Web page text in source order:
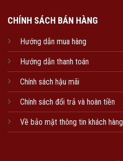
CHÍNH SÁCH BÁN HÀNG
Hướng dẫn mua hàng
Hướng dẫn thanh toán
Chính sách hậu mãi
Chính sách đổi trả và hoàn tiền
Về bảo mật thông tin khách hàng